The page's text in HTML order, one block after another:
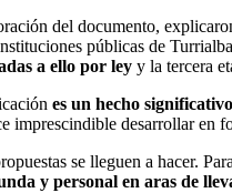
del documento,
públicas de
a ello por ley y la tercera
es un hecho
imprescindible desarrollar
se lleguen a hacer.
y personal en aras de